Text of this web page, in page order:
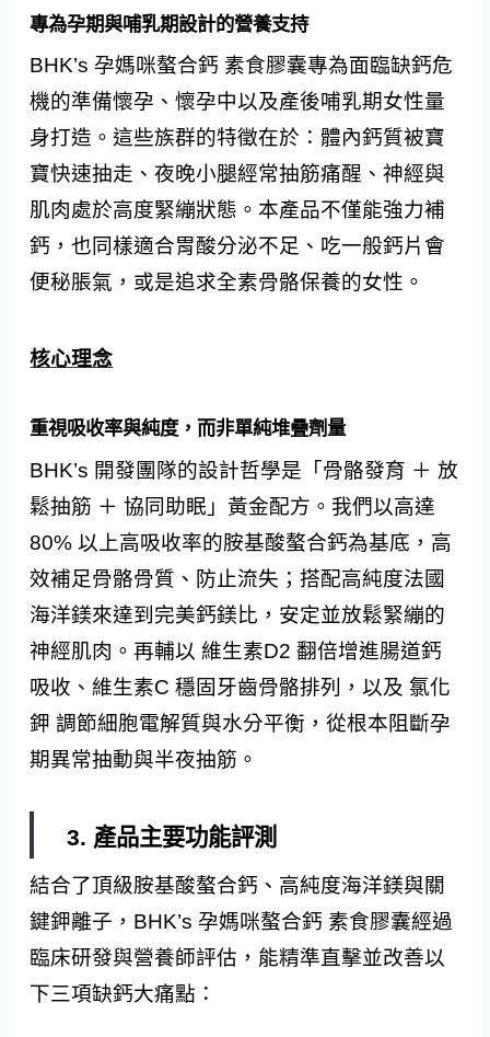
專為孕期與哺乳期設計的營養支持
BHK’s 孕媽咪螯合鈣 素食膠囊專為面臨缺鈣危
機的準備懷孕、懷孕中以及產後哺乳期女性量
身打造。這些族群的特徵在於：體內鈣質被寶
寶快速抽走、夜晚小腿經常抽筋痛醒、神經與
肌肉處於高度緊繃狀態。本產品不僅能強力補
鈣，也同樣適合胃酸分泌不足、吃一般鈣片會
便秘脹氣，或是追求全素骨骼保養的女性。
核心理念
重視吸收率與純度，而非單純堆疊劑量
BHK’s 開發團隊的設計哲學是「骨骼發育 ＋ 放
鬆抽筋 ＋ 協同助眠」黃金配方。我們以高達
80% 以上高吸收率的胺基酸螯合鈣為基底，高
效補足骨骼骨質、防止流失；搭配高純度法國
海洋鎂來達到完美鈣鎂比，安定並放鬆緊繃的
神經肌肉。再輔以 維生素D2 翻倍增進腸道鈣
吸收、維生素C 穩固牙齒骨骼排列，以及 氯化
鉀 調節細胞電解質與水分平衡，從根本阻斷孕
期異常抽動與半夜抽筋。
3. 產品主要功能評測
結合了頂級胺基酸螯合鈣、高純度海洋鎂與關
鍵鉀離子，BHK’s 孕媽咪螯合鈣 素食膠囊經過
臨床研發與營養師評估，能精準直擊並改善以
下三項缺鈣大痛點：